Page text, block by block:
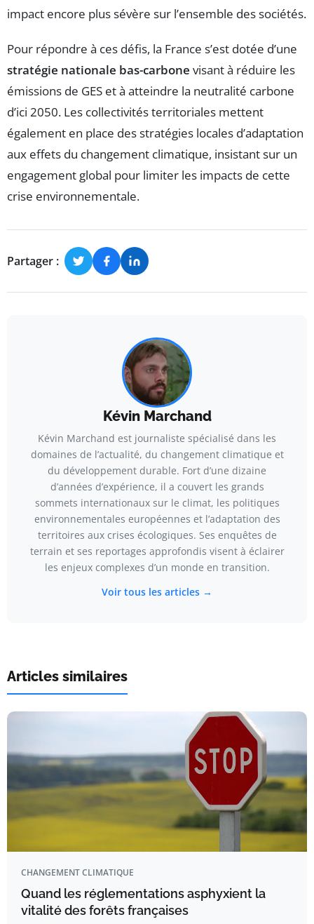
impact encore plus sévère sur l’ensemble des sociétés.
Pour répondre à ces défis, la France s’est dotée d’une
stratégie nationale bas-carbone visant à réduire les
émissions de GES et à atteindre la neutralité carbone
d’ici 2050. Les collectivités territoriales mettent
également en place des stratégies locales d’adaptation
aux effets du changement climatique, insistant sur un
engagement global pour limiter les impacts de cette
crise environnementale.
Partager :
Kévin Marchand
Kévin Marchand est journaliste spécialisé dans les
domaines de l’actualité, du changement climatique et
du développement durable. Fort d’une dizaine
d’années d’expérience, il a couvert les grands
sommets internationaux sur le climat, les politiques
environnementales européennes et l’adaptation des
territoires aux crises écologiques. Ses enquêtes de
terrain et ses reportages approfondis visent à éclairer
les enjeux complexes d’un monde en transition.
Voir tous les articles →
Articles similaires
CHANGEMENT CLIMATIQUE
Quand les réglementations asphyxient la
vitalité des forêts françaises